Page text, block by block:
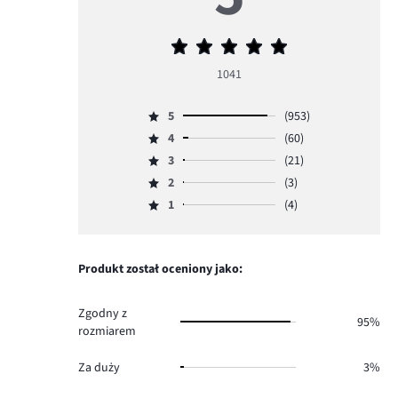
Średnia
5
1041
Ocena
5,
ilość
głosów
5
(953)
Ocena
4,
ilość
głosów
4
(60)
Ocena
3,
ilość
3
(21)
Ocena
2,
3.
2
(3)
Ocena
głosów
1 (4)
Produkt został oceniony jako:
Zgodny z
rozmiarem
95%
Za duży 3%